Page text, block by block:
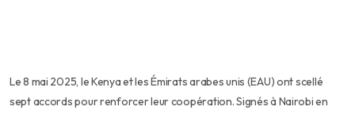
Le 8 mai 2025, le Kenya et les Émirats arabes unis (EAU) ont scellé
sept accords pour renforcer leur coopération. Signés à Nairobi en